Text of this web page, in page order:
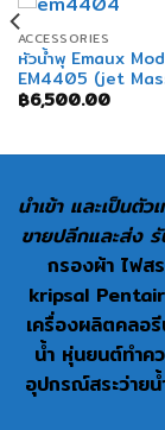
ACCESSORIES
หัวน้ำพุ Emaux
EM4405 (jet
฿6,500.00
นำเข้า และเป็นตั
ขายปลีกและส่ง
กรองผ้า ไฟส
kripsal
เครื่องผลิตคลอ
น้ำ หุ่นยนต์ทำค
อุปกรณ์สระว่าย